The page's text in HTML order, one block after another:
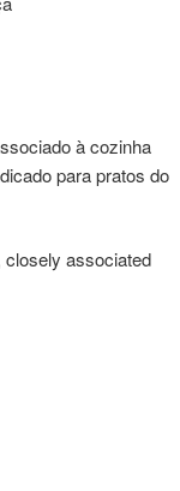
à cozinha
para pratos do
closely associated